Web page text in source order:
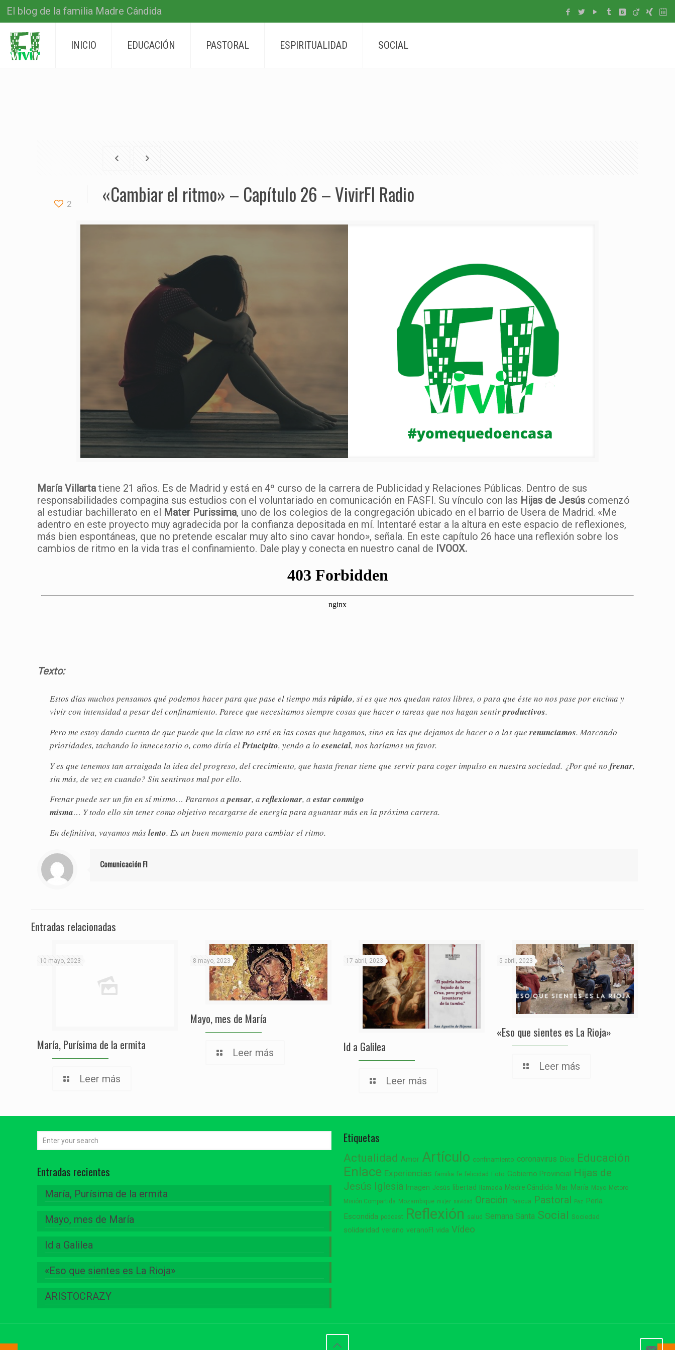
El blog de la familia Madre Cándida
INICIO EDUCACIÓN PASTORAL ESPIRITUALIDAD SOCIAL
2 «Cambiar el ritmo» – Capítulo 26 – VivirFI Radio
María Villarta tiene 21 años. Es de Madrid y está en 4º curso de la carrera de Publicidad y Relaciones Públicas. Dentro de sus
responsabilidades compagina sus estudios con el voluntariado en comunicación en FASFI. Su vínculo con las Hijas de Jesús comenzó
al estudiar bachillerato en el Mater Purissima, uno de los colegios de la congregación ubicado en el barrio de Usera de Madrid. «Me
adentro en este proyecto muy agradecida por la confianza depositada en mí. Intentaré estar a la altura en este espacio de reflexiones,
más bien espontáneas, que no pretende escalar muy alto sino cavar hondo», señala. En este capítulo 26 hace una reflexión sobre los
cambios de ritmo en la vida tras el confinamiento. Dale play y conecta en nuestro canal de IVOOX.
Texto:
Estos días muchos pensamos qué podemos hacer para que pase el tiempo másrápido, si es que nos quedan ratos libres, o para que éste no nos pase por encima y
vivir con intensidad a pesar del confinamiento. Parece que necesitamos siempre cosas que hacer o tareas que nos hagan sentirproductivos.
Pero me estoy dando cuenta de que puede que la clave no esté en las cosas que hagamos, sino en las que dejamos de hacer o a las querenunciamos. Marcando
prioridades, tachando lo innecesario o, como diría elPrincipito, yendo a loesencial, nos haríamos un favor.
Y es que tenemos tan arraigada la idea del progreso, del crecimiento, que hasta frenar tiene que servir para coger impulso en nuestra sociedad. ¿Por qué nofrenar,
sin más, de vez en cuando? Sin sentirnos mal por ello.
Frenar puede ser un fin en sí mismo… Pararnos apensar, areflexionar, aestar conmigo
misma… Y todo ello sin tener como objetivo recargarse de energía para aguantar más en la próxima carrera.
En definitiva, vayamos máslento. Es un buen momento para cambiar el ritmo.
Comunicación FI
Entradas relacionadas
10 mayo, 2023
María, Purísima de la ermita
Leer más
8 mayo, 2023
Mayo, mes de María
Leer más
17 abril, 2023
Id a Galilea
Leer más
5 abril, 2023
«Eso que sientes es La Rioja»
Leer más
Entradas recientes
María, Purísima de la ermita
Mayo, mes de María
Id a Galilea
«Eso que sientes es La Rioja»
ARISTOCRAZY
Etiquetas
Actualidad Amor Artículo confinamiento coronavirus Dios Educación
Enlace Experiencias familia fe felicidad Foto Gobierno Provincial
Hijas de
Jesús Iglesia Imagen Jesús libertad llamada Madre Cándida Mar María Mayo Metoro
Misión Compartida Mozambique mujer navidad Oración Pascua Pastoral Paz Perla
Escondida podcast Reflexión salud Semana Santa Social Sociedad
solidaridad verano veranoFI vida Vídeo